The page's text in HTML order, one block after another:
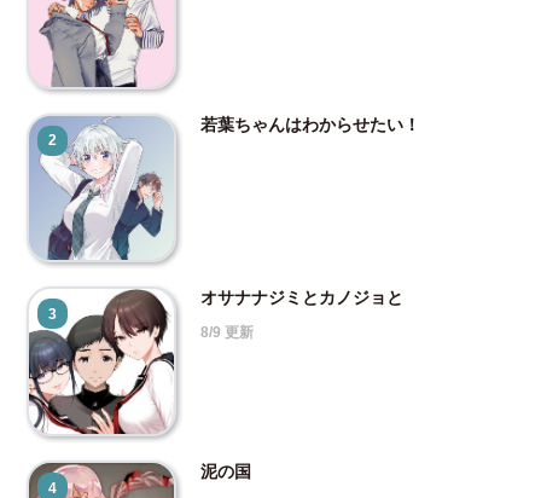
2
若葉ちゃんはわからせたい！
3
オサナナジミとカノジョと
8/9 更新
4
泥の国